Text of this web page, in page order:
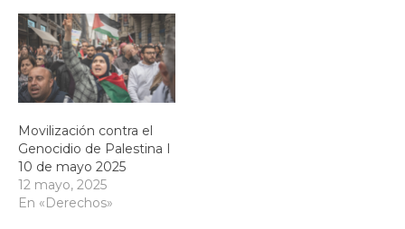
Movilización contra el
Genocidio de Palestina I
10 de mayo 2025
12 mayo, 2025
En «Derechos»